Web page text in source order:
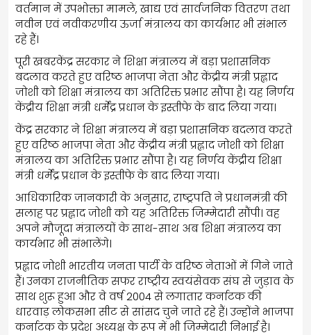
वर्तमान में उपभोक्ता मामले, खाद्य एवं सार्वजनिक वितरण तथा
नवीन एवं नवीकरणीय ऊर्जा मंत्रालय का कार्यभार भी संभाल
रहे हैं।
पूरी खबरकेंद्र सरकार ने शिक्षा मंत्रालय में बड़ा प्रशासनिक
बदलाव करते हुए वरिष्ठ भाजपा नेता और केंद्रीय मंत्री प्रह्लाद
जोशी को शिक्षा मंत्रालय का अतिरिक्त प्रभार सौंपा है। यह निर्णय
केंद्रीय शिक्षा मंत्री धर्मेंद्र प्रधान के इस्तीफे के बाद लिया गया।
केंद्र सरकार ने शिक्षा मंत्रालय में बड़ा प्रशासनिक बदलाव करते
हुए वरिष्ठ भाजपा नेता और केंद्रीय मंत्री प्रह्लाद जोशी को शिक्षा
मंत्रालय का अतिरिक्त प्रभार सौंपा है। यह निर्णय केंद्रीय शिक्षा
मंत्री धर्मेंद्र प्रधान के इस्तीफे के बाद लिया गया।
आधिकारिक जानकारी के अनुसार, राष्ट्रपति ने प्रधानमंत्री की
सलाह पर प्रह्लाद जोशी को यह अतिरिक्त जिम्मेदारी सौंपी। वह
अपने मौजूदा मंत्रालयों के साथ-साथ अब शिक्षा मंत्रालय का
कार्यभार भी संभालेंगे।
प्रह्लाद जोशी भारतीय जनता पार्टी के वरिष्ठ नेताओं में गिने जाते
हैं। उनका राजनीतिक सफर राष्ट्रीय स्वयंसेवक संघ से जुड़ाव के
साथ शुरू हुआ और वे वर्ष 2004 से लगातार कर्नाटक की
धारवाड़ लोकसभा सीट से सांसद चुने जाते रहे हैं। उन्होंने भाजपा
कर्नाटक के प्रदेश अध्यक्ष के रूप में भी जिम्मेदारी निभाई है।